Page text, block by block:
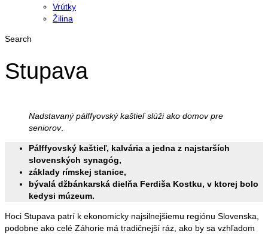
Vrútky
Žilina
Search
Stupava
Nadstavaný pálffyovský kaštieľ slúži ako domov pre
seniorov.
Pálffyovský kaštieľ, kalvária a jedna z najstarších
slovenských synagóg,
základy rímskej stanice,
bývalá džbánkarská dielňa Ferdiša Kostku, v ktorej bolo
kedysi múzeum.
Hoci Stupava patrí k ekonomicky najsilnejšiemu regiónu Slovenska,
podobne ako celé Záhorie má tradičnejší ráz, ako by sa vzhľadom